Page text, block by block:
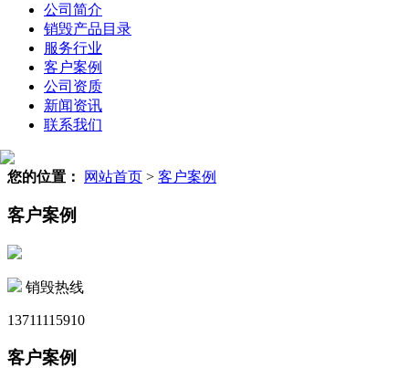
公司简介
销毁产品目录
服务行业
客户案例
公司资质
新闻资讯
联系我们
您的位置： 网站首页 > 客户案例
客户案例
销毁热线
13711115910
客户案例